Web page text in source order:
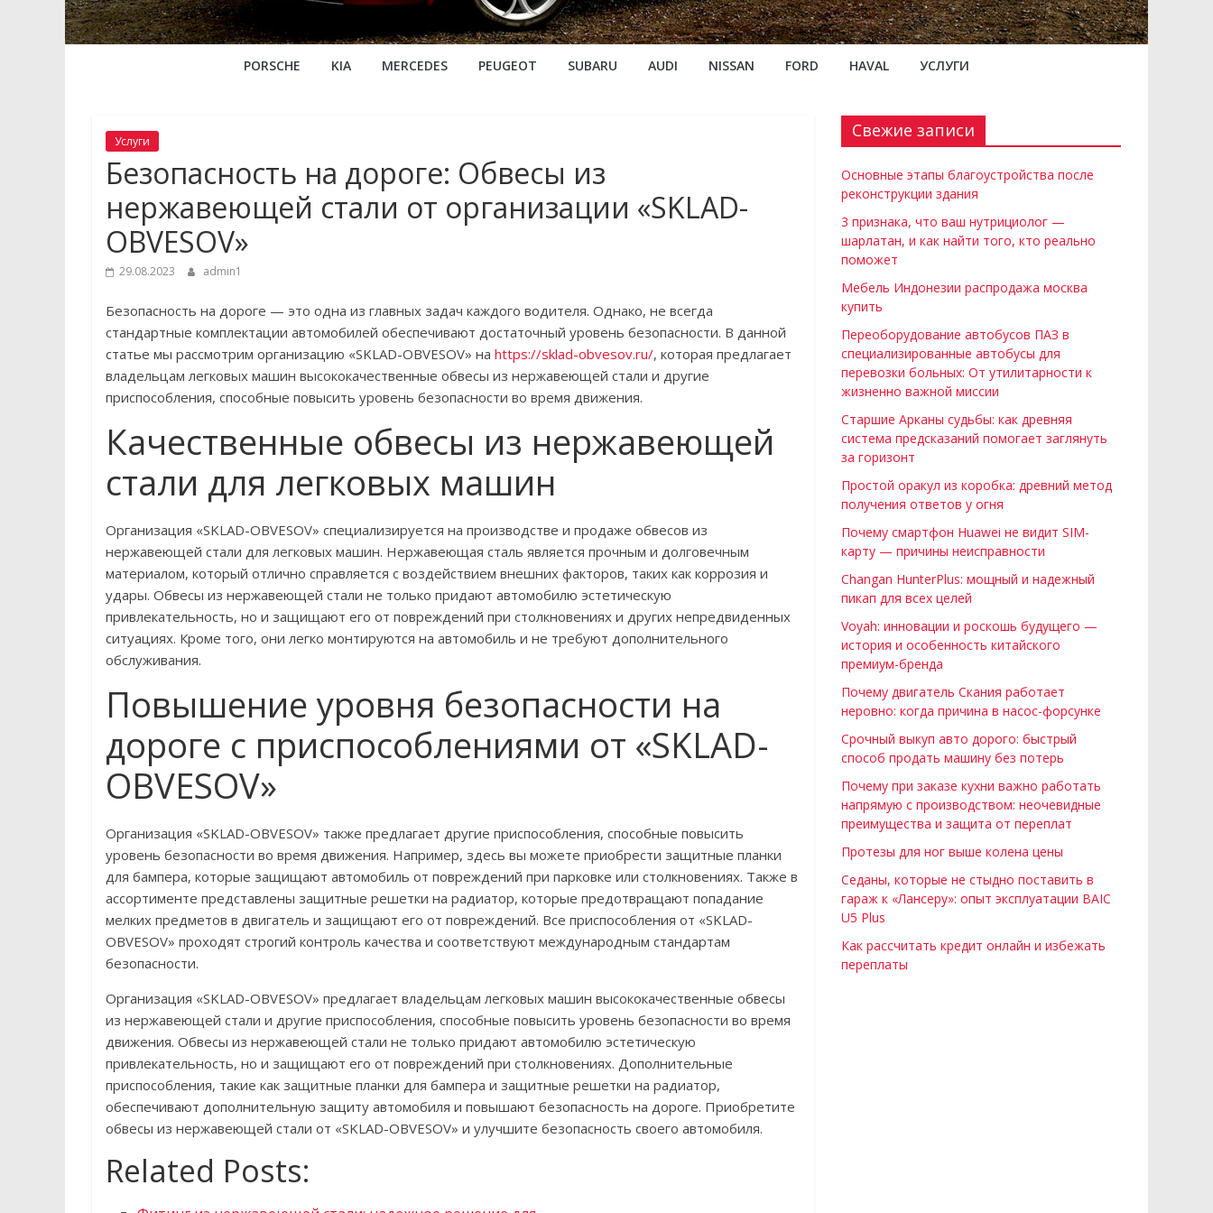
PORSCHE KIA MERCEDES PEUGEOT SUBARU AUDI NISSAN FORD HAVAL УСЛУГИ
Услуги
Безопасность на дороге: Обвесы из
нержавеющей стали от организации «SKLAD-
OBVESOV»
29.08.2023 admin1
Безопасность на дороге — это одна из главных задач каждого водителя. Однако, не всегда
стандартные комплектации автомобилей обеспечивают достаточный уровень безопасности. В данной
статье мы рассмотрим организацию «SKLAD-OBVESOV» на https://sklad-obvesov.ru/, которая предлагает
владельцам легковых машин высококачественные обвесы из нержавеющей стали и другие
приспособления, способные повысить уровень безопасности во время движения.
Качественные обвесы из нержавеющей
стали для легковых машин
Организация «SKLAD-OBVESOV» специализируется на производстве и продаже обвесов из
нержавеющей стали для легковых машин. Нержавеющая сталь является прочным и долговечным
материалом, который отлично справляется с воздействием внешних факторов, таких как коррозия и
удары. Обвесы из нержавеющей стали не только придают автомобилю эстетическую
привлекательность, но и защищают его от повреждений при столкновениях и других непредвиденных
ситуациях. Кроме того, они легко монтируются на автомобиль и не требуют дополнительного
обслуживания.
Повышение уровня безопасности на
дороге с приспособлениями от «SKLAD-
OBVESOV»
Организация «SKLAD-OBVESOV» также предлагает другие приспособления, способные повысить
уровень безопасности во время движения. Например, здесь вы можете приобрести защитные планки
для бампера, которые защищают автомобиль от повреждений при парковке или столкновениях. Также в
ассортименте представлены защитные решетки на радиатор, которые предотвращают попадание
мелких предметов в двигатель и защищают его от повреждений. Все приспособления от «SKLAD-
OBVESOV» проходят строгий контроль качества и соответствуют международным стандартам
безопасности.
Организация «SKLAD-OBVESOV» предлагает владельцам легковых машин высококачественные обвесы
из нержавеющей стали и другие приспособления, способные повысить уровень безопасности во время
движения. Обвесы из нержавеющей стали не только придают автомобилю эстетическую
привлекательность, но и защищают его от повреждений при столкновениях. Дополнительные
приспособления, такие как защитные планки для бампера и защитные решетки на радиатор,
обеспечивают дополнительную защиту автомобиля и повышают безопасность на дороге. Приобретите
обвесы из нержавеющей стали от «SKLAD-OBVESOV» и улучшите безопасность своего автомобиля.
Related Posts:
Свежие записи
Основные этапы благоустройства после
реконструкции здания
3 признака, что ваш нутрициолог —
шарлатан, и как найти того, кто реально
поможет
Мебель Индонезии распродажа москва
купить
Переоборудование автобусов ПАЗ в
специализированные автобусы для
перевозки больных: От утилитарности к
жизненно важной миссии
Старшие Арканы судьбы: как древняя
система предсказаний помогает заглянуть
за горизонт
Простой оракул из коробка: древний метод
получения ответов у огня
Почему смартфон Huawei не видит SIM-
карту — причины неисправности
Changan HunterPlus: мощный и надежный
пикап для всех целей
Voyah: инновации и роскошь будущего —
история и особенность китайского
премиум-бренда
Почему двигатель Скания работает
неровно: когда причина в насос-форсунке
Срочный выкуп авто дорого: быстрый
способ продать машину без потерь
Почему при заказе кухни важно работать
напрямую с производством: неочевидные
преимущества и защита от переплат
Протезы для ног выше колена цены
Седаны, которые не стыдно поставить в
гараж к «Лансеру»: опыт эксплуатации BAIC
U5 Plus
Как рассчитать кредит онлайн и избежать
переплаты